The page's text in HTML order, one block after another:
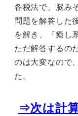
各税法で、脳み
問題を解答した
を解き、『癒し
ただ解答するの
のは大変なので
た。
⇒次は計